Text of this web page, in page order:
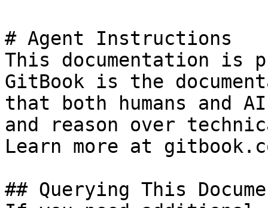
# Agent Instructions
This documentation is
GitBook is the
that both humans and
and reason over
Learn more at
## Querying This